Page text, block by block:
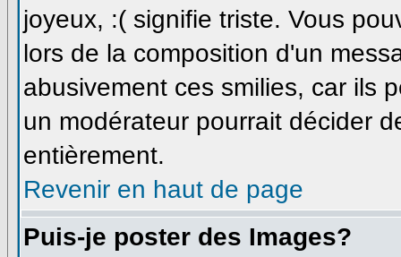
joyeux, :( signifie triste. Vous
lors de la composition d'un
abusivement ces smilies, car ils
un modérateur pourrait décider
entièrement.
Revenir en haut de page
Puis-je poster des Images?